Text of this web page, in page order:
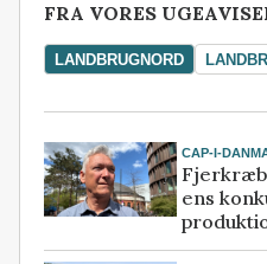
FRA VORES
LANDBRUGNORD
CAP-I-
ens